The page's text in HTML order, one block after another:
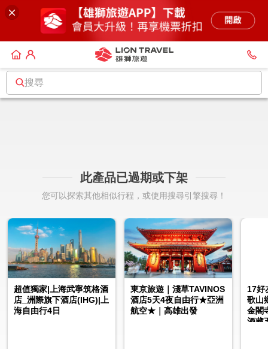
搜尋
此產品已過期或下架
您可以探索其他相似行程，或使用搜尋引擎搜尋！
超值獨家|上海武寧筑格酒
店_洲際旗下酒店(IHG)|上
海自由行4日
東京旅遊｜淺草TAVINOS
酒店5天4夜自由行★亞洲
航空★｜高雄出發
17好
歌山
金閣
酒藏